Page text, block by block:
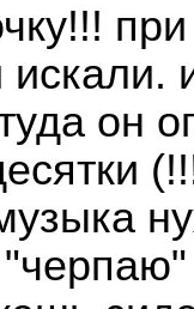
искали.
он